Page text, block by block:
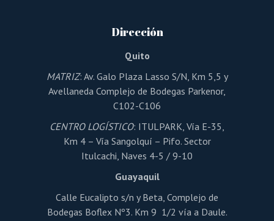
elegir
la
página
de
producto
Dirección
Quito
MATRIZ: Av. Galo Plaza Lasso S/N, Km 5,5 y
Avellaneda Complejo de Bodegas Parkenor,
C102-C106
CENTRO LOGÍSTICO: ITULPARK, Vía E-35,
Km 4 – Vía Sangolquí – Pifo. Sector
Itulcachi, Naves 4-5 / 9-10
Guayaquil
Calle Eucalipto s/n y Beta, Complejo de
Bodegas Boflex Nº3. Km 9 1/2 vía a Daule.